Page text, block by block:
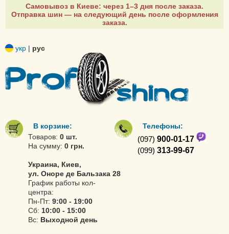
Самовывоз в Киеве: через 1–3 дня после заказа.
Отправка шин — на следующий день после оформления
заказа.
укр | рус
В корзине:
Товаров: 0 шт.
На сумму: 0 грн.
Украина, Киев,
ул. Оноре де Бальзака 28
График работы кол-
центра:
Пн-Пт: 9:00 - 19:00
Сб: 10:00 - 15:00
Вс: Выходной день
Телефоны:
(097) 900-01-17
(099) 313-99-67